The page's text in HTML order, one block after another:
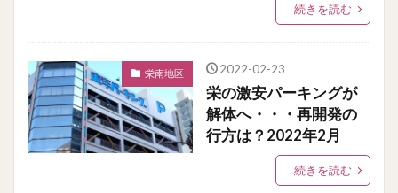
続きを読む
栄南地区 2022-02-23
栄の激安パーキングが
解体へ・・・再開発の
行方は？2022年2月
続きを読む